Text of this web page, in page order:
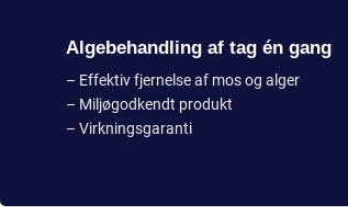
Algebehandling af tag én gang
– Effektiv fjernelse af mos og alger
– Miljøgodkendt produkt
– Virkningsgaranti